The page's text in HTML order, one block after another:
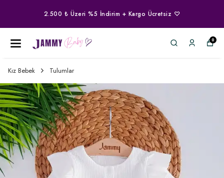
2.500 ₺ Üzeri %5 İndirim + Kargo Ücretsiz ♡
0
Kız Bebek Tulumlar